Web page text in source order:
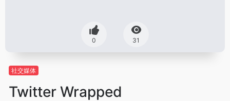
0 31
社交媒体
Twitter Wrapped